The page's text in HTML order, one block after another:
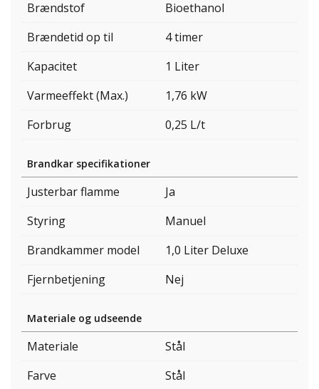
Brændstof
Bioethanol
Brændetid op til
4 timer
Kapacitet
1 Liter
Varmeeffekt (Max.)
1,76 kW
Forbrug
0,25 L/t
Brandkar specifikationer
Justerbar flamme
Ja
Styring
Manuel
Brandkammer model
1,0 Liter Deluxe
Fjernbetjening
Nej
Materiale og udseende
Materiale
Stål
Farve
Stål